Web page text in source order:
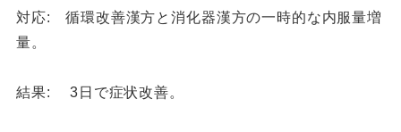
対応: 循環改善漢方と消化器漢方の一時的な内服量増
量。
結果: 3日で症状改善。